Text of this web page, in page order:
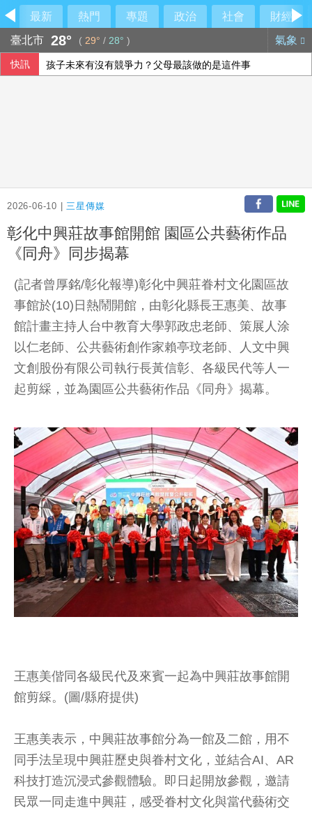
最新 熱門 專題 政治 社會
財經
臺北市 28° ( 29° / 28° ) 氣象
快訊 孩子未來有沒有競爭力？父母最該做的是這件事
2026-06-10 |三星傳媒
彰化中興莊故事館開館 園區公共藝術作品
《同舟》同步揭幕
(記者曾厚銘/彰化報導)彰化中興莊眷村文化園區故
事館於(10)日熱鬧開館，由彰化縣長王惠美、故事
館計畫主持人台中教育大學郭政忠老師、策展人涂
以仁老師、公共藝術創作家賴亭玟老師、人文中興
文創股份有限公司執行長黃信彰、各級民代等人一
起剪綵，並為園區公共藝術作品《同舟》揭幕。
王惠美偕同各級民代及來賓一起為中興莊故事館開
館剪綵。(圖/縣府提供)
王惠美表示，中興莊故事館分為一館及二館，用不
同手法呈現中興莊歷史與眷村文化，並結合AI、AR
科技打造沉浸式參觀體驗。即日起開放參觀，邀請
民眾一同走進中興莊，感受眷村文化與當代藝術交